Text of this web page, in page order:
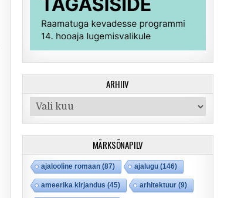
ARHIIV
Arhiiv
MÄRKSÕNAPILV
ajalooline romaan(87) ajalugu(146)
ameerika kirjandus(45) arhitektuur(9)